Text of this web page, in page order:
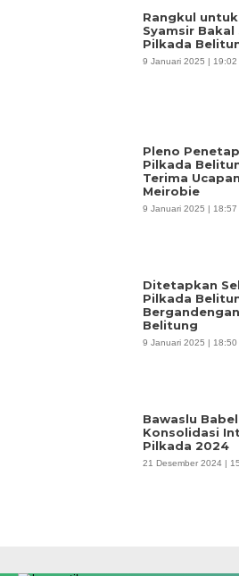
Rangkul
Syamsir Bakal
Pilkada
9 Januari 2025 | 19:02
Pleno
Pilkada
Terima
Meirobie
9 Januari 2025 | 18:57
Ditetapkan
Pilkada
Belitung
9 Januari 2025 | 18:50
Bawaslu
Konsolidasi
Pilkada 2024
21 Desember 2024 |